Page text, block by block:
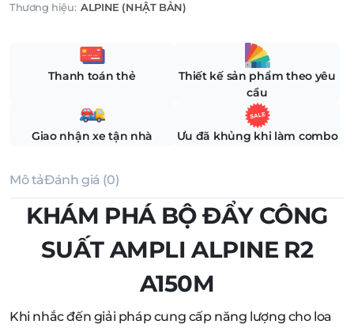
Thương hiệu: ALPINE (NHẬT BẢN)
Thanh toán thẻ
Thiết kế sản phẩm theo yêu
cầu
Giao nhận xe tận nhà Ưu đã khủng khi làm combo
Mô tảĐánh giá (0)
KHÁM PHÁ BỘ ĐẨY CÔNG
SUẤT AMPLI ALPINE R2
A150M
Khi nhắc đến giải pháp cung cấp năng lượng cho loa